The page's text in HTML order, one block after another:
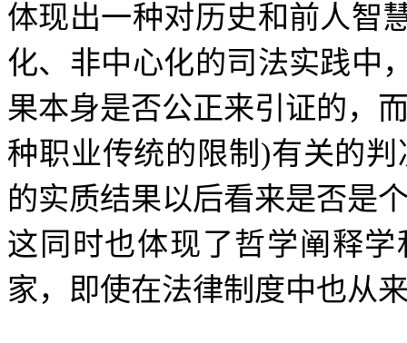
体现出一种对历史和前人智
化、非中心化的司法实践中
果本身是否公正来引证的，
种职业传统的限制 )有关的判
的实质结果以后看来是否是
这同时也体现了哲学阐释
家，即使在法律制度中也从